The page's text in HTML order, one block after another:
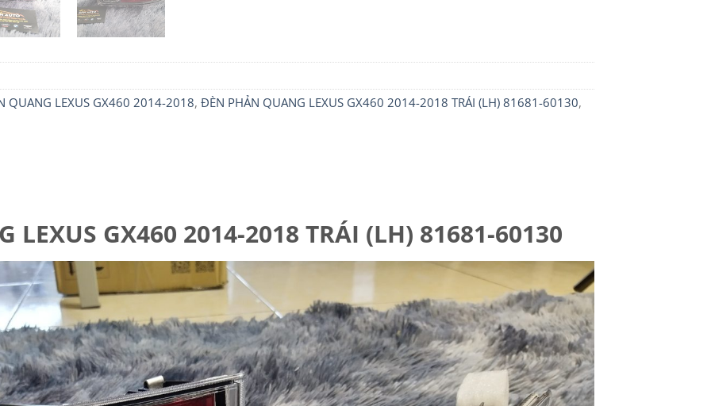
QUANG LEXUS GX460 2014-2018, ĐÈN PHẢN QUANG LEXUS GX460 2014-2018 TRÁI (LH) 81681-60130,
LEXUS GX460 2014-2018 TRÁI (LH) 81681-60130